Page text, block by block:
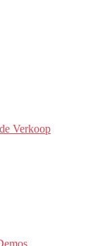
Verkoop